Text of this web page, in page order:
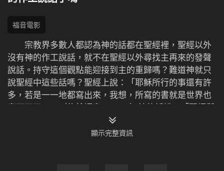
福音電影
宗教界多數人都認為神的話都在聖經裡，聖經以外
沒有神的作工說話，就不在聖經以外尋找主再來的發聲
說話。持守這個觀點能迎接到主的重歸嗎？難道神就只
說聖經中這些話嗎？聖經上說：「耶穌所行的事還有許
多，若是一一地都寫出來，我想，所寫的書就是世界也
容不下了。」（約翰福音21：25）神的話說：「聖經所
記載的都是有限的那些東西，並不能代表神的全部作
顯示完整資訊